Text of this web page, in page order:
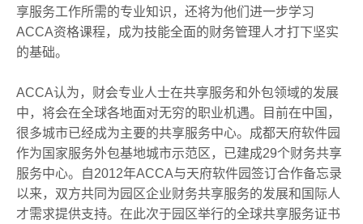
享服务工作所需的专业知识，还将为他们进一步学习
ACCA资格课程，成为技能全面的财务管理人才打下坚实
的基础。
ACCA认为，财会专业人士在共享服务和外包领域的发展
中，将会在全球各地面对无穷的职业机遇。目前在中国，
很多城市已经成为主要的共享服务中心。成都天府软件园
作为国家服务外包基地城市示范区，已建成29个财务共享
服务中心。自2012年ACCA与天府软件园签订合作备忘录
以来，双方共同为园区企业财务共享服务的发展和国际人
才需求提供支持。在此次于园区举行的全球共享服务证书